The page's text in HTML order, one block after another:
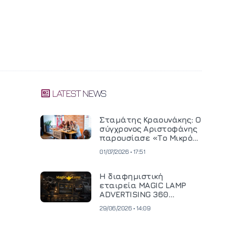
LATEST NEWS
Σταμάτης Κραουνάκης: Ο
σύγχρονος Αριστοφάνης
παρουσίασε «Το Μικρό
01/07/2026 • 17:51
Η διαφημιστική
εταιρεία MAGIC LAMP
ADVERTISING 360
κινηματογραφική
29/06/2026 • 14:09